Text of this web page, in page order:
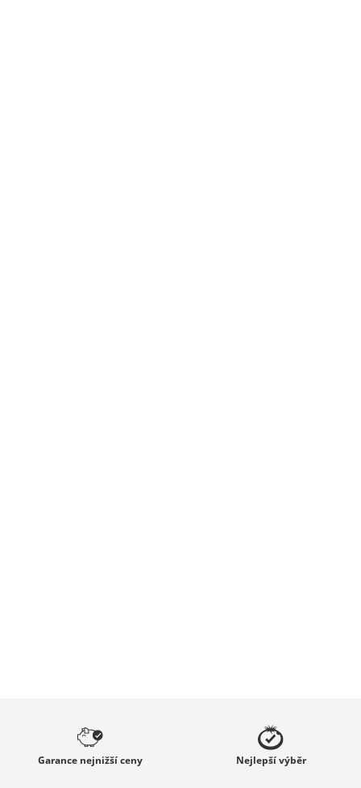
Garance nejnižší ceny Nejlepšívýběr